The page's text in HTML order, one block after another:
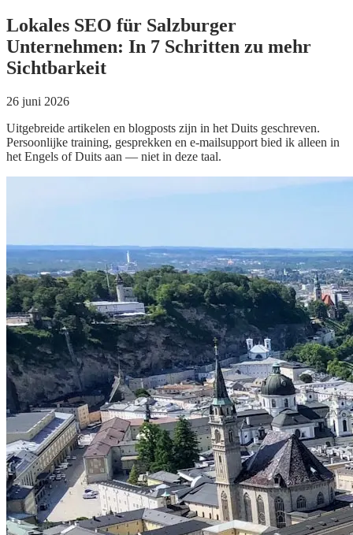
Lokales SEO für Salzburger
Unternehmen: In 7 Schritten zu mehr
Sichtbarkeit
26 juni 2026
Uitgebreide artikelen en blogposts zijn in het Duits geschreven.
Persoonlijke training, gesprekken en e-mailsupport bied ik alleen in
het Engels of Duits aan — niet in deze taal.